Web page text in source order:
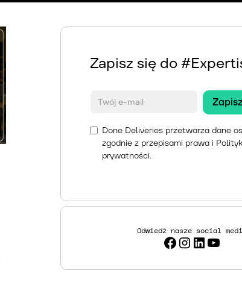
Zapisz się do
Done Deliveries przetwarza dane
zgodnie z przepisami prawa i
prywatności.
Odwiedź nasze social